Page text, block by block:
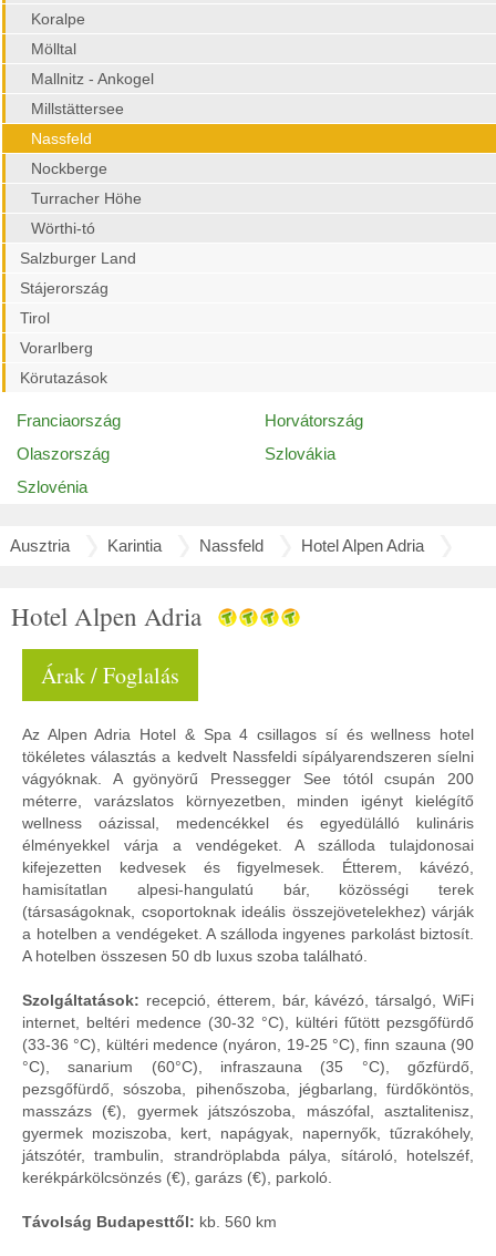
Koralpe
Mölltal
Mallnitz - Ankogel
Millstättersee
Nassfeld
Nockberge
Turracher Höhe
Wörthi-tó
Salzburger Land
Stájerország
Tirol
Vorarlberg
Körutazások
Franciaország
Horvátország
Olaszország
Szlovákia
Szlovénia
Ausztria Karintia Nassfeld Hotel Alpen Adria
Hotel Alpen Adria
Árak / Foglalás
Az Alpen Adria Hotel & Spa 4 csillagos sí és wellness hotel
tökéletes választás a kedvelt Nassfeldi sípályarendszeren síelni
vágyóknak. A gyönyörű Pressegger See tótól csupán 200
méterre, varázslatos környezetben, minden igényt kielégítő
wellness oázissal, medencékkel és egyedülálló kulináris
élményekkel várja a vendégeket. A szálloda tulajdonosai
kifejezetten kedvesek és figyelmesek. Étterem, kávézó,
hamisítatlan alpesi-hangulatú bár, közösségi terek
(társaságoknak, csoportoknak ideális összejövetelekhez) várják
a hotelben a vendégeket. A szálloda ingyenes parkolást biztosít.
A hotelben összesen 50 db luxus szoba található.
Szolgáltatások: recepció, étterem, bár, kávézó, társalgó, WiFi
internet, beltéri medence (30-32 °C), kültéri fűtött pezsgőfürdő
(33-36 °C), kültéri medence (nyáron, 19-25 °C), finn szauna (90
°C), sanarium (60°C), infraszauna (35 °C), gőzfürdő,
pezsgőfürdő, sószoba, pihenőszoba, jégbarlang, fürdőköntös,
masszázs (€), gyermek játszószoba, mászófal, asztalitenisz,
gyermek moziszoba, kert, napágyak, napernyők, tűzrakóhely,
játszótér, trambulin, strandröplabda pálya, sítároló, hotelszéf,
kerékpárkölcsönzés (€), garázs (€), parkoló.
Távolság Budapesttől: kb. 560 km